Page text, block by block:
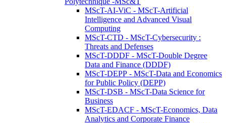
MScT-AI-ViC - MScT-Artificial
Intelligence and Advanced Visual
Computing
MScT-CTD - MScT-Cybersecurity :
Threats and Defenses
MScT-DDDF - MScT-Double Degree
Data and Finance (DDDF)
MScT-DEPP - MScT-Data and Economics
for Public Policy (DEPP)
MScT-DSB - MScT-Data Science for
Business
MScT-EDACF - MScT-Economics, Data
Analytics and Corporate Finance